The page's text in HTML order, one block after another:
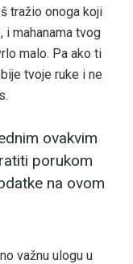
tražio onoga koji
i mahanama tvog
malo. Pa ako ti
tvoje ruke i ne
ovakvim
porukom
na ovom
važnu ulogu u